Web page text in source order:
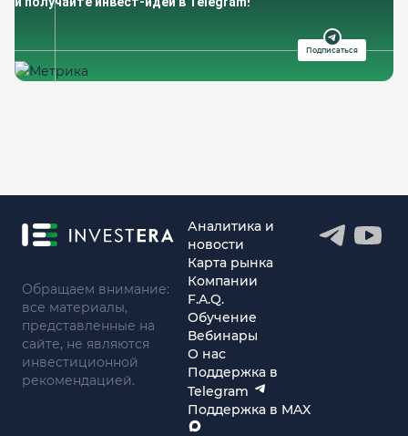
Подписаться
Обращаем внимание:
все материалы,
представленные на
сайте, не являются
инвестиционной
рекомендацией.
Аналитика и
новости
Карта рынка
Компании
F.A.Q.
Обучение
Вебинары
О нас
Поддержка в
Telegram
Поддержка в MAX